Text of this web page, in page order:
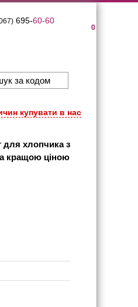
0
695-60-60
купувати в нас
для хлопчика з
кращою ціною